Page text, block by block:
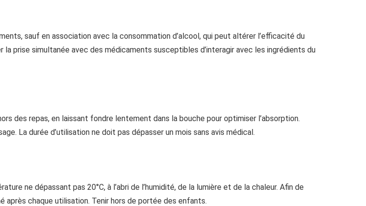
sauf en association avec la consommation d’alcool, qui peut altérer l’efficacité du
prise simultanée avec des médicaments susceptibles d’interagir avec les ingrédients du
des repas, en laissant fondre lentement dans la bouche pour optimiser l’absorption.
La durée d’utilisation ne doit pas dépasser un mois sans avis médical.
ne dépassant pas 20°C, à l’abri de l’humidité, de la lumière et de la chaleur. Afin de
chaque utilisation. Tenir hors de portée des enfants.